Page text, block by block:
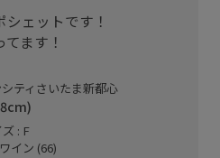
ェットです！
ます！
ティさいたま新都心
: F
イン (66)